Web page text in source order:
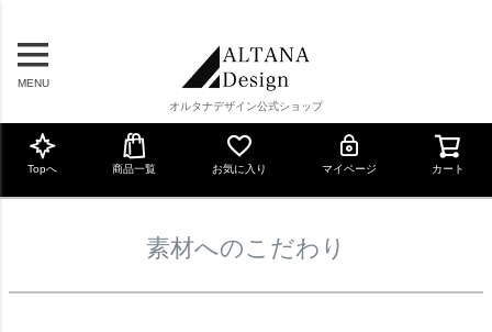
MENU
オルタナデザイン公式ショップ
Topへ 商品一覧 お気に入り マイページ カート
素材へのこだわり